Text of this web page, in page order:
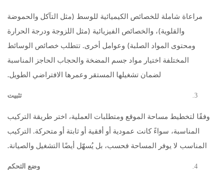
مراعاة شاملة للخصائص الكيميائية للوسط (مثل التآكل والحموضة
والقلوية)، والخصائص الفيزيائية (مثل اللزوجة ودرجة الحرارة
ومحتوى المواد الصلبة) وعوامل أخرى. تتطلب خصائص الوسائط
المختلفة اختيار مواد جسم المضخة والحجاب الحاجز المناسبة
لضمان تشغيلها المستقر وعمرها الافتراضي الطويل.
تثبيت
وفقًا لتخطيط مساحة الموقع ومتطلبات العملية، اختر طريقة التركيب
المناسبة، سواءً كانت عمودية أو أفقية أو ثابتة أو متحركة. التركيب
المناسب لا يوفر المساحة فحسب، بل يُسهّل أيضًا التشغيل والصيانة.
وضع التحكم